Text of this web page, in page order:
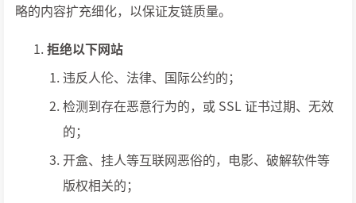
略的内容扩充细化，以保证友链质量。
拒绝以下网站
违反人伦、法律、国际公约的；
检测到存在恶意行为的，或 SSL 证书过期、无效
的；
开盒、挂人等互联网恶俗的，电影、破解软件等
版权相关的；